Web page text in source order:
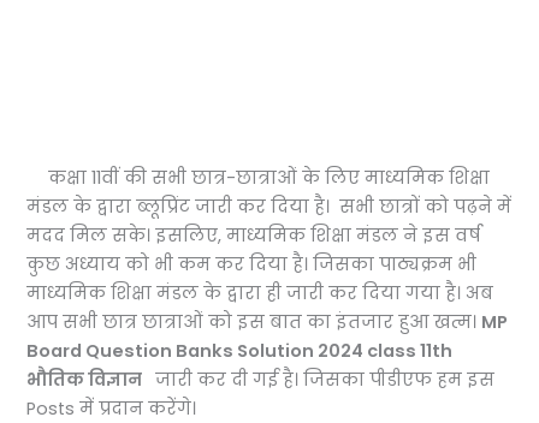
कक्षा 11वीं की सभी छात्र-छात्राओं के लिए माध्यमिक शिक्षा
मंडल के द्वारा ब्लूप्रिंट जारी कर दिया है। सभी छात्रों को पढ़ने में
मदद मिल सके। इसलिए, माध्यमिक शिक्षा मंडल ने इस वर्ष
कुछ अध्याय को भी कम कर दिया है। जिसका पाठ्यक्रम भी
माध्यमिक शिक्षा मंडल के द्वारा ही जारी कर दिया गया है। अब
आप सभी छात्र छात्राओं को इस बात का इंतजार हुआ खत्म। MP
Board Question Banks Solution 2024 class 11th
भौतिक विज्ञान जारी कर दी गई है। जिसका पीडीएफ हम इस
Posts में प्रदान करेंगे।